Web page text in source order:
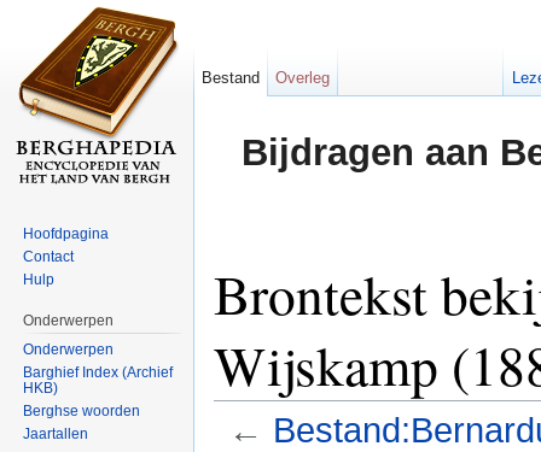
Bijdragen aan
Brontekst
Wijskamp
←
Bestand Overleg
Hoofdpagina
Contact
Hulp
Onderwerpen
Onderwerpen
Barghief Index (Archief
HKB)
Berghse woorden
Jaartallen